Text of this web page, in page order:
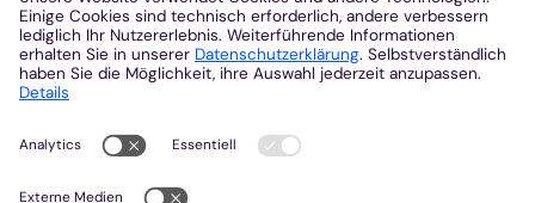
Nachrichten
Veranstaltungen
Gottesdienste
Stellenangebote
Kirchenzeitung